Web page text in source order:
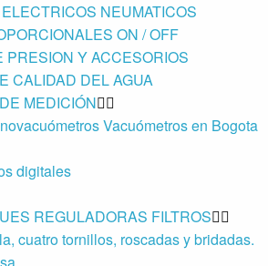
NEUMATICOS
ON / OFF
PRESION Y ACCESORIOS
CALIDAD DEL AGUA
MEDICIÓN
Vacuómetros en Bogota
digitales
REGULADORAS FILTROS
cuatro tornillos, roscadas y bridadas.